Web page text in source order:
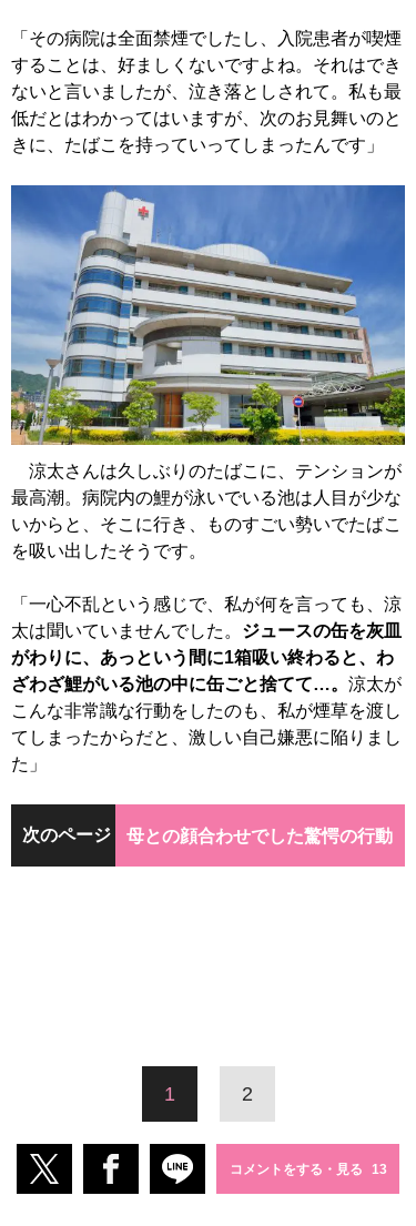
「その病院は全面禁煙でしたし、入院患者が喫煙
することは、好ましくないですよね。それはでき
ないと言いましたが、泣き落としされて。私も最
低だとはわかってはいますが、次のお見舞いのと
きに、たばこを持っていってしまったんです」
涼太さんは久しぶりのたばこに、テンションが
最高潮。病院内の鯉が泳いでいる池は人目が少な
いからと、そこに行き、ものすごい勢いでたばこ
を吸い出したそうです。
「一心不乱という感じで、私が何を言っても、涼
太は聞いていませんでした。 ジュースの缶を灰皿
がわりに、あっという間に1箱吸い終わると、わ
ざわざ鯉がいる池の中に缶ごと捨てて…。 涼太が
こんな非常識な行動をしたのも、私が煙草を渡し
てしまったからだと、激しい自己嫌悪に陥りまし
た」
次のページ 母との顔合わせでした驚愕の行動
1 2
コメントをする・見る